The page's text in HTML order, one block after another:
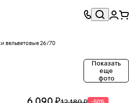
вельветовые 26/70
Показать
еще
фото
-50%